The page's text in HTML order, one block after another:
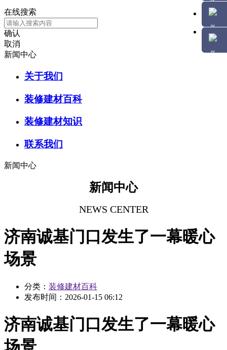
在线搜索
确认
取消
新闻中心
关于我们
装修建材百科
装修建材知识
联系我们
新闻中心
新闻中心
NEWS CENTER
济南诚基门口发生了一幕暖心
场景
分类： 装修建材百科
发布时间： 2026-01-15 06:12
济南诚基门口发生了一幕暖心